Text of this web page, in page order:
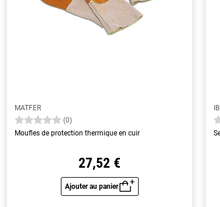
MATFER
(0)
Moufles de protection thermique en cuir
27,52 €
Ajouter au panier
Aperçu rapide